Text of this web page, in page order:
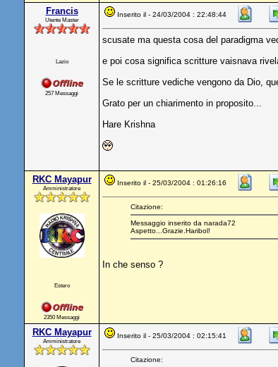
Francis
Utente Master
Lazio
257 Messaggi
Inserito il - 24/03/2004 : 22:48:44
scusate ma questa cosa del paradigma
e poi cosa significa scritture vaisnava
Se le scritture vediche vengono da Dio,
Grato per un chiarimento in proposito...
Hare Krishna
RKC Mayapur
Amministratore
Estero
2350 Messaggi
Inserito il - 25/03/2004 : 01:26:16
Citazione:
Messaggio inserito da narada72
Aspetto...Grazie.Haribol!
In che senso ?
RKC Mayapur
Amministratore
Inserito il - 25/03/2004 : 02:15:41
Citazione: